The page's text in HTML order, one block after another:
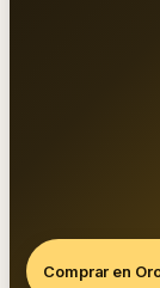
Comprar en